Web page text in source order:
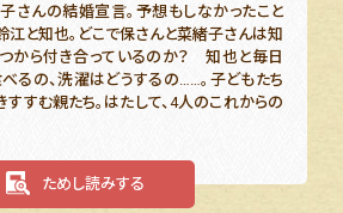
さんの結婚宣言。予想もしなかったこと
江と知也。どこで保さんと菜緒子さんは知
から付き合っているのか？ 知也と毎日
るの、洗濯はどうするの……。子どもたち
すすむ親たち。はたして、4人のこれからの
ためし読みする